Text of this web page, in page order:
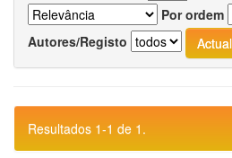
Por ordem
Autores/Registo
Resultados 1-1 de 1.